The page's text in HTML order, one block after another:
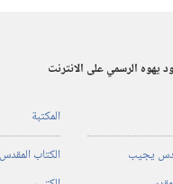
يهوه الرسمي على الانترنت
يجيب
المكتبة
الكتاب المقدس